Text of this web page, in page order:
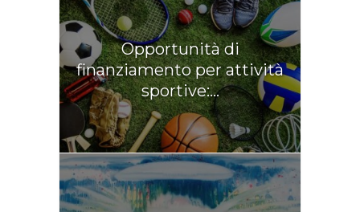
Opportunità di
finanziamento per attività
sportive:...